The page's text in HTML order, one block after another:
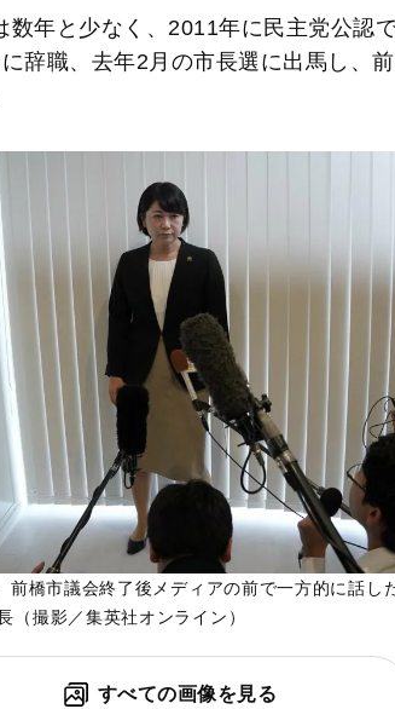
年と少なく、2011年に民主党公認
辞職、去年2月の市長選に出馬し、
前橋市議会終了後メディアの前で一方的に話し
（撮影／集英社オンライン）
すべての画像を見る